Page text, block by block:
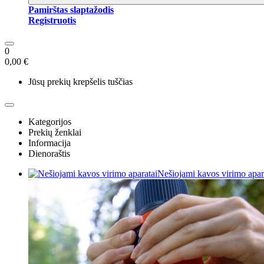
Pamirštas slaptažodis
Registruotis
0
0,00 €
Jūsų prekių krepšelis tuščias
Kategorijos
Prekių ženklai
Informacija
Dienoraštis
Nešiojami kavos virimo